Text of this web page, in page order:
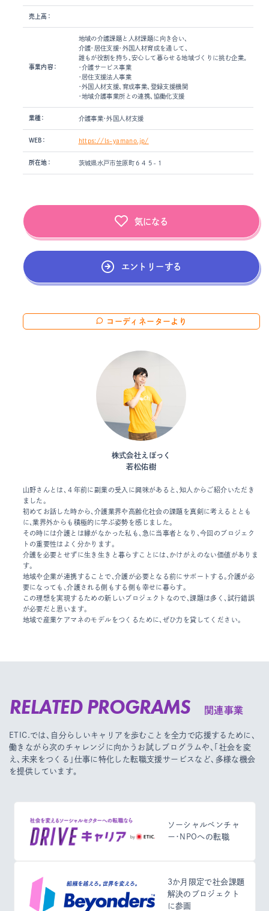
売上高：
事業内容：
地域の介護課題と人材課題に向き合い、
介護・居住支援・外国人材育成を通して、
誰もが役割を持ち、安心して暮らせる地域づくりに挑む企業。
・介護サービス事業
・居住支援法人事業
・外国人材支援、育成事業、登録支援機関
・地域介護事業所との連携、協働化支援
業種： 介護事業・外国人材支援
WEB： https://ls-yamano.jp/
所在地： 茨城県水戸市笠原町６４５-１
気になる
エントリーする
コーディネーターより
株式会社えぽっく
若松佑樹
山野さんとは、４年前に副業の受入に興味があると、知人からご紹介いただき
ました。
初めてお話した時から、介護業界や高齢化社会の課題を真剣に考えるととも
に、業界外からも積極的に学ぶ姿勢を感じました。
その時には介護とは縁がなかった私も、急に当事者となり、今回のプロジェク
トの重要性はよく分かります。
介護を必要とせずに生き生きと暮らすことには、かけがえのない価値がありま
す。
地域や企業が連携することで、介護が必要となる前にサポートする。介護が必
要になっても、介護される側もする側も幸せに暮らす。
この理想を実現するための新しいプロジェクトなので、課題は多く、試行錯誤
が必要だと思います。
地域で産業ケアマネのモデルをつくるために、ぜひ力を貸してください。
RELATED PROGRAMS 関連事業
ETIC.では、自分らしいキャリアを歩むことを全力で応援するために、
働きながら次のチャレンジに向かうお試しプログラムや、
「社会を変
え、未来をつくる」仕事に特化した転職支援サービスなど、多様な機会
を提供しています。
ソーシャルベンチャ
ー・NPOへの転職
3か月限定で社会課題
解決のプロジェクト
に参画